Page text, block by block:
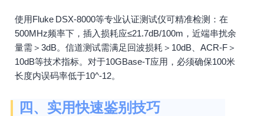
使用Fluke DSX-8000等专业认证测试仪可精准检测：在
500MHz频率下，插入损耗应≤21.7dB/100m，近端串扰余
量需＞3dB。信道测试需满足回波损耗＞10dB、ACR-F＞
10dB等技术指标。对于10GBase-T应用，必须确保100米
长度内误码率低于10^-12。
四、实用快速鉴别技巧